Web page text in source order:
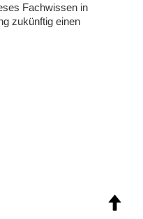
Fachwissen in
zukünftig einen